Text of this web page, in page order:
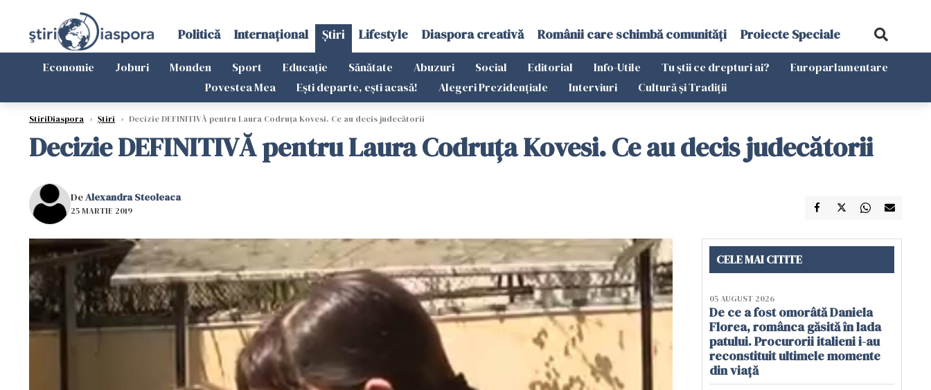
Politică Internațional Știri Lifestyle Diaspora creativă Românii care schimbă comunități Proiecte Speciale
Economie Joburi Monden Sport Educație Sănătate Abuzuri Social Editorial Info-Utile Tu știi ce drepturi ai?
Europarlamentare
Povestea Mea
Ești departe, ești acasă! Alegeri Prezidențiale Interviuri Cultură și Tradiții
StiriDiaspora › Știri › Decizie DEFINITIVĂ pentru Laura Codruța Kovesi. Ce au decis judecătorii
Decizie DEFINITIVĂ pentru Laura Codruța Kovesi. Ce au decis judecătorii
DeAlexandra Steoleaca
25 MARTIE 2019
CELE MAI CITITE
05 AUGUST 2026
De ce a fost omorâtă Daniela
Florea, românca găsită în lada
patului. Procurorii italieni i-au
reconstituit ultimele momente
din viață